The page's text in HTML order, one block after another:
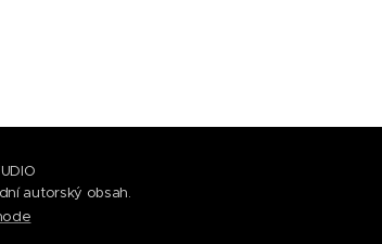
autorský obsah.